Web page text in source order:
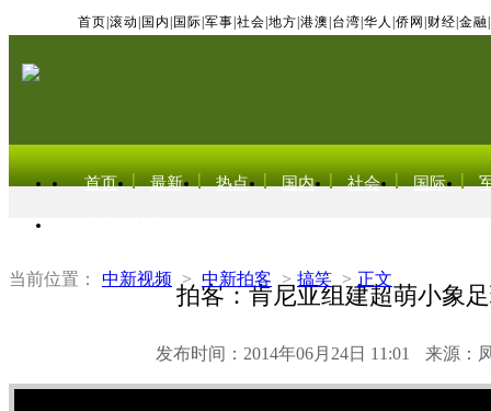
首页 滚动 国内 国际 军事 社会 地方 港澳 台湾 华人 侨网 财经 金融
首页 最新 热点 国内 社会 国际
当前位置： 中新视频 > 中新拍客 > 搞笑 > 正文
拍客：肯尼亚组建超萌小象
发布时间：2014年06月24日 11:01 来源：